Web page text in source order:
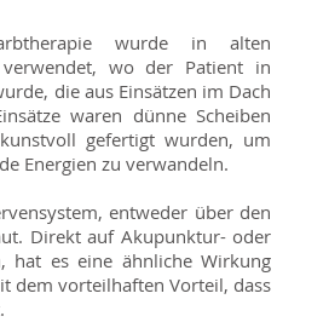
wurde in alten
verwendet, wo der Patient in
die aus Einsätzen im Dach
waren dünne Scheiben
gefertigt wurden, um
Energien zu verwandeln.
entweder über den
Direkt auf Akupunktur- oder
hat es eine ähnliche Wirkung
dem vorteilhaften Vorteil, dass